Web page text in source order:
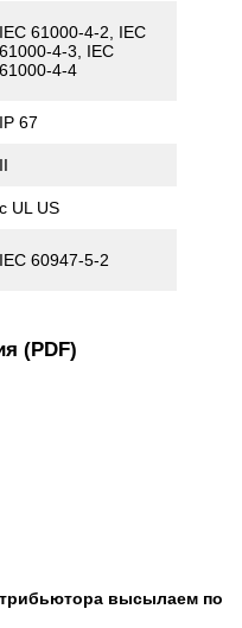
IEC 61000-4-2, IEC
61000-4-3, IEC
61000-4-4
IP 67
II
c UL US
IEC 60947-5-2
(PDF)
высылаем по